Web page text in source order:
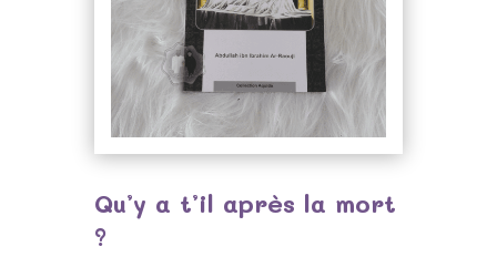
Qu’y a t’il après la mort
?